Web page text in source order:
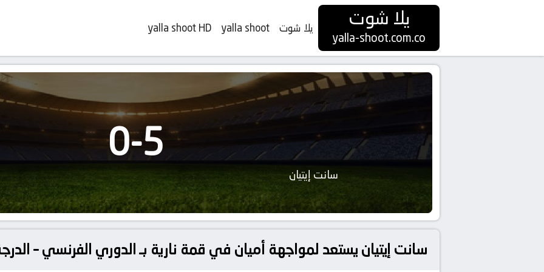
يلا شوت
yalla-shoot.com.co
يلا شوت yalla shoot
yalla shoot HD
سانت إيتيان
5
-
0
سانت إيتيان يستعد لمواجهة أميان في قمة نارية بـ الدوري الفرنسي – الدرجة